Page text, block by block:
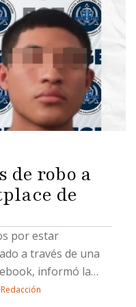
de robo a
de
por estar
a través de una
informó la
Fiscalía
Redacción